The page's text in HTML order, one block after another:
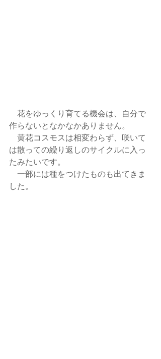
花をゆっくり育てる機会は、自分で
作らないとなかなかありません。
黄花コスモスは相変わらず、咲いて
は散っての繰り返しのサイクルに入っ
たみたいです。
一部には種をつけたものも出てきま
した。